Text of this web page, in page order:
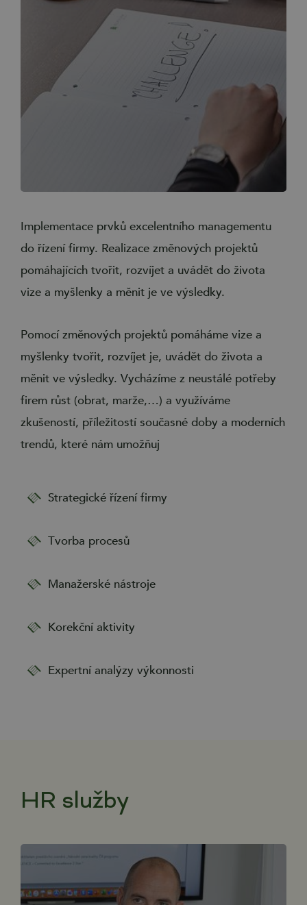
Implementace prvků excelentního managementu
do řízení firmy. Realizace změnových projektů
pomáhajících tvořit, rozvíjet a uvádět do života
vize a myšlenky a měnit je ve výsledky.
Pomocí změnových projektů pomáháme vize a
myšlenky tvořit, rozvíjet je, uvádět do života a
měnit ve výsledky. Vycházíme z neustálé potřeby
firem růst (obrat, marže,…) a využíváme
zkušeností, příležitostí současné doby a moderních
trendů, které nám umožňuj
Strategické řízení firmy
Tvorba procesů
Manažerské nástroje
Korekční aktivity
Expertní analýzy výkonnosti
HR služby